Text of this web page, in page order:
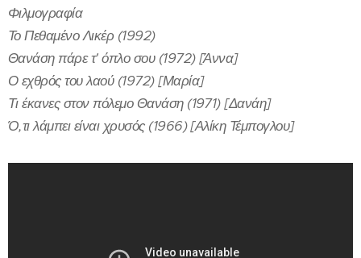
Φιλμογραφία
Το Πεθαμένο Λικέρ (1992)
Θανάση πάρε τ' όπλο σου (1972) [Άννα]
Ο εχθρός του λαού (1972) [Μαρία]
Τι έκανες στον πόλεμο Θανάση (1971) [Δανάη]
Ό,τι λάμπει είναι χρυσός (1966) [Αλίκη Τέμπογλου]